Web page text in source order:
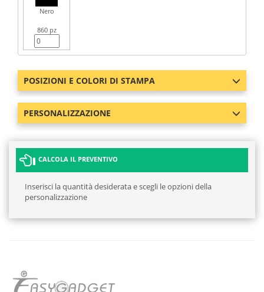
Nero
860 pz
POSIZIONI E COLORI DI STAMPA
PERSONALIZZAZIONE
CALCOLA IL PREVENTIVO
Inserisci la quantità desiderata e scegli le opzioni della
personalizzazione